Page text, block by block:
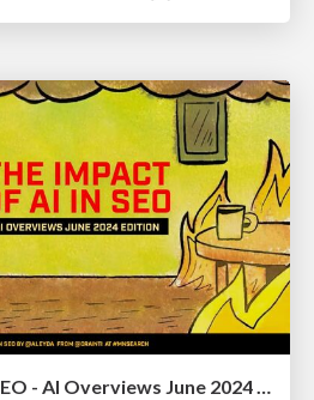
The Impact of AI in SEO - AI Overviews June 2024 Edition